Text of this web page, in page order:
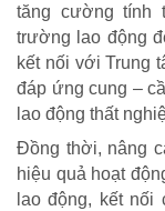
TRÁCH NHIỆM
Doanh nghiệp -
Mô hình tiêu biểu
tăng cường tính
trường lao động
kết nối với Trung
đáp ứng cung –
lao động thất
Đồng thời, nâng
hiệu quả hoạt
lao động, kết